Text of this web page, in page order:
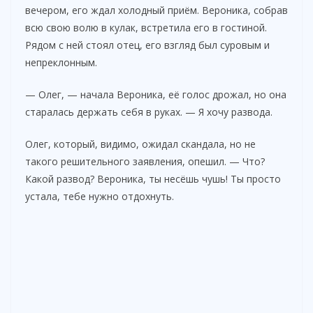
вечером, его ждал холодный приём. Вероника, собрав
всю свою волю в кулак, встретила его в гостиной.
Рядом с ней стоял отец, его взгляд был суровым и
непреклонным.
— Олег, — начала Вероника, её голос дрожал, но она
старалась держать себя в руках. — Я хочу развода.
Олег, который, видимо, ожидал скандала, но не
такого решительного заявления, опешил. — Что?
Какой развод? Вероника, ты несёшь чушь! Ты просто
устала, тебе нужно отдохнуть.